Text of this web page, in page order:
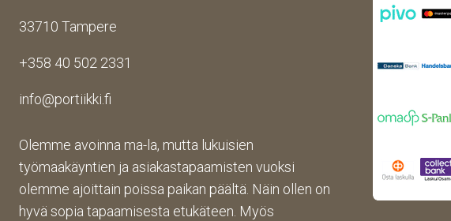
33710 Tampere
+358 40 502 2331
info@portiikki.fi
Olemme avoinna ma-la, mutta lukuisien
työmaakäyntien ja asiakastapaamisten vuoksi
olemme ajoittain poissa paikan päältä. Näin ollen on
hyvä sopia tapaamisesta etukäteen. Myös